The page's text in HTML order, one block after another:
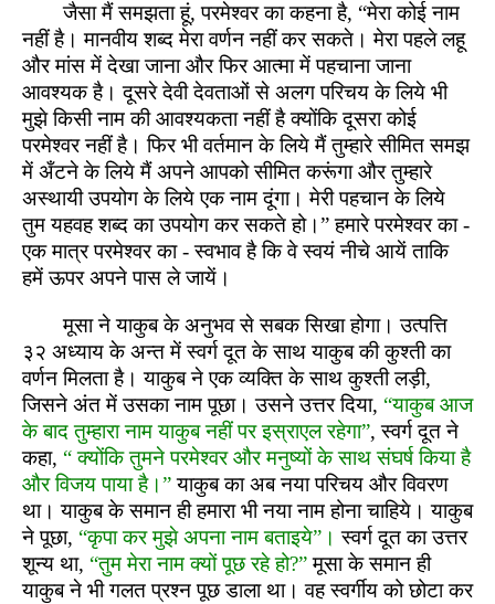
जैसा मैं समझता हूं, परमेश्वर का कहना है, “मेरा कोई नाम
नहीं है। मानवीय शब्द मेरा वर्णन नहीं कर सकते। मेरा पहले लहू
और मांस में देखा जाना और फिर आत्मा में पहचाना जाना
आवश्यक है। दूसरे देवी देवताओं से अलग परिचय के लिये भी
मुझे किसी नाम की आवश्यकता नहीं है क्योंकि दूसरा कोई
परमेश्वर नहीं है। फिर भी वर्तमान के लिये मैं तुम्हारे सीमित समझ
में अँटने के लिये मैं अपने आपको सीमित करूंगा और तुम्हारे
अस्थायी उपयोग के लिये एक नाम दूंगा। मेरी पहचान के लिये
तुम यहवह शब्द का उपयोग कर सकते हो।” हमारे परमेश्वर का -
एक मात्र परमेश्वर का - स्वभाव है कि वे स्वयं नीचे आयें ताकि
हमें ऊपर अपने पास ले जायें।
मूसा ने याकुब के अनुभव से सबक सिखा होगा। उत्पत्ति
३२ अध्याय के अन्त में स्वर्ग दूत के साथ याकुब की कुश्ती का
वर्णन मिलता है। याकुब ने एक व्यक्ति के साथ कुश्ती लड़ी,
जिसने अंत में उसका नाम पूछा। उसने उत्तर दिया, “याकुब आज
के बाद तुम्हारा नाम याकुब नहीं पर इस्राएल रहेगा”, स्वर्ग दूत ने
कहा, “ क्योंकि तुमने परमेश्वर और मनुष्यों के साथ संघर्ष किया है
और विजय पाया है।”याकुब का अब नया परिचय और विवरण
था। याकुब के समान ही हमारा भी नया नाम होना चाहिये। याकुब
ने पूछा, “कृपा कर मुझे अपना नाम बताइये”। स्वर्ग दूत का उत्तर
शून्य था, “तुम मेरा नाम क्यों पूछ रहे हो?”मूसा के समान ही
याकुब ने भी गलत प्रश्न पूछ डाला था। वह स्वर्गीय को छोटा कर